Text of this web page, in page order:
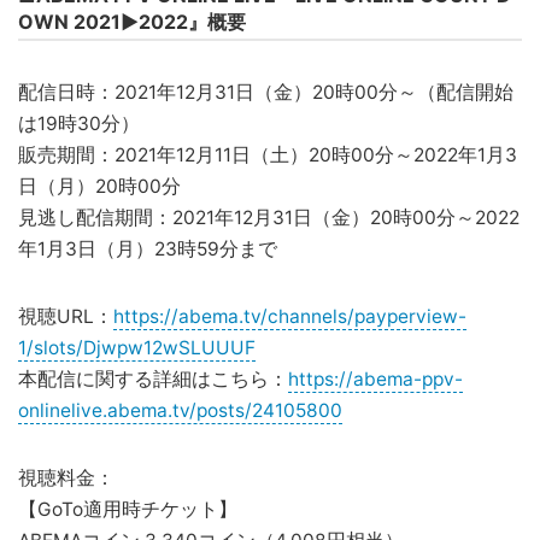
OWN 2021▶2022』概要
配信日時：2021年12月31日（金）20時00分～（配信開始
は19時30分）
販売期間：2021年12月11日（土）20時00分～2022年1月3
日（月）20時00分
見逃し配信期間：2021年12月31日（金）20時00分～2022
年1月3日（月）23時59分まで
視聴URL： https://abema.tv/channels/payperview-
1/slots/Djwpw12wSLUUUF
本配信に関する詳細はこちら： https://abema-ppv-
onlinelive.abema.tv/posts/24105800
視聴料金：
【GoTo適用時チケット】